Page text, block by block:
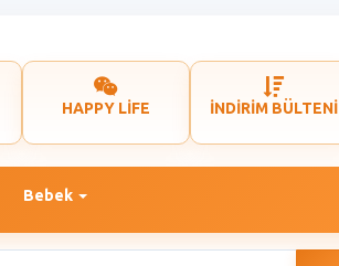
HAPPY LİFE İNDİRİM BÜLTENİ
Bebek